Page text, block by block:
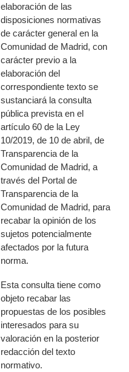
elaboración de las
disposiciones normativas
de carácter general en la
Comunidad de Madrid, con
carácter previo a la
elaboración del
correspondiente texto se
sustanciará la consulta
pública prevista en el
artículo 60 de la Ley
10/2019, de 10 de abril, de
Transparencia de la
Comunidad de Madrid, a
través del Portal de
Transparencia de la
Comunidad de Madrid, para
recabar la opinión de los
sujetos potencialmente
afectados por la futura
norma.
Esta consulta tiene como
objeto recabar las
propuestas de los posibles
interesados para su
valoración en la posterior
redacción del texto
normativo.